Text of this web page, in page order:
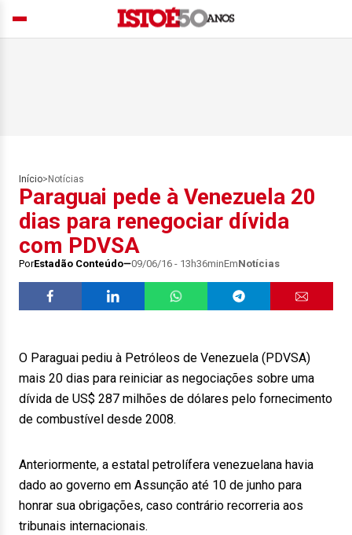
Início> Notícias
Paraguai pede à Venezuela 20
dias para renegociar dívida
com PDVSA
PorEstadão Conteúdo 09/06/16 - 13h36minEmNotícias
O Paraguai pediu à Petróleos de Venezuela (PDVSA)
mais 20 dias para reiniciar as negociações sobre uma
dívida de US$ 287 milhões de dólares pelo fornecimento
de combustível desde 2008.
Anteriormente, a estatal petrolífera venezuelana havia
dado ao governo em Assunção até 10 de junho para
honrar sua obrigações, caso contrário recorreria aos
tribunais internacionais.